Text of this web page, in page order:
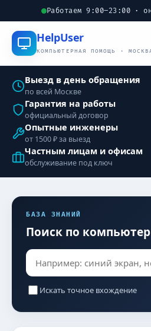
Работаем 9:00–23:00 ·
HelpUser
КОМПЬЮТЕРНАЯ ПОМОЩЬ ·
Выезд в день обращения
по всей Москве
Гарантия на работы
официальный договор
Опытные инженеры
от 1500 ₽ за выезд
Частным лицам и офисам
обслуживание под ключ
БАЗА ЗНАНИЙ
Поиск по
Искать точное вхождение